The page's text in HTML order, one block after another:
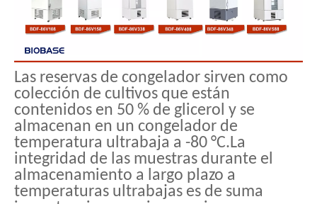
Las reservas de congelador sirven como
colección de cultivos que están
contenidos en 50 % de glicerol y se
almacenan en un congelador de
temperatura ultrabaja a -80 °C.La
integridad de las muestras durante el
almacenamiento a largo plazo a
temperaturas ultrabajas es de suma